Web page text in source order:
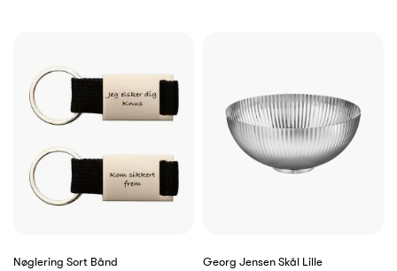
Nøglering Sort Bånd
Georg Jensen Skål Lille